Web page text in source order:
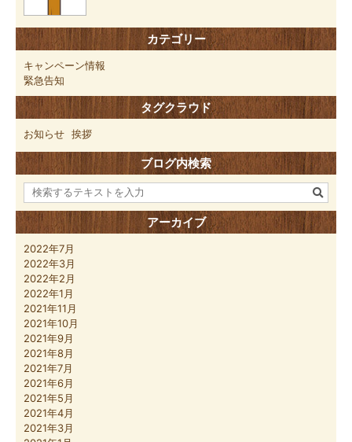
カテゴリー
キャンペーン情報
緊急告知
タグクラウド
お知らせ 挨拶
ブログ内検索
アーカイブ
2022年7月
2022年3月
2022年2月
2022年1月
2021年11月
2021年10月
2021年9月
2021年8月
2021年7月
2021年6月
2021年5月
2021年4月
2021年3月